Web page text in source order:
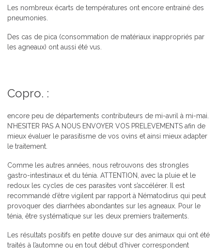
Les nombreux écarts de températures ont encore entrainé des
pneumonies.
Des cas de pica (consommation de matériaux inappropriés par
les agneaux) ont aussi été vus.
Copro. :
encore peu de départements contributeurs de mi-avril à mi-mai.
N’HESITER PAS A NOUS ENVOYER VOS PRELEVEMENTS afin de
mieux évaluer le parasitisme de vos ovins et ainsi mieux adapter
le traitement.
Comme les autres années, nous retrouvons des strongles
gastro-intestinaux et du ténia. ATTENTION, avec la pluie et le
redoux les cycles de ces parasites vont s’accélérer. Il est
recommandé d’être vigilent par rapport à Nématodirus qui peut
provoquer des diarrhées abondantes sur les agneaux. Pour le
ténia, être systématique sur les deux premiers traitements.
Les résultats positifs en petite douve sur des animaux qui ont été
traités à l’automne ou en tout début d’hiver correspondent